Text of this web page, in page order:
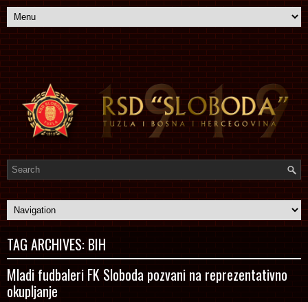
TAG ARCHIVES: BIH
Mladi fudbaleri FK Sloboda pozvani na reprezentativno
okupljanje